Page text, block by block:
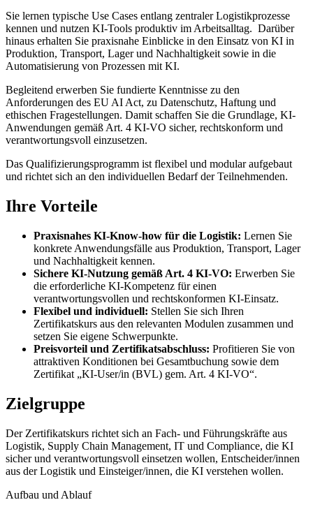
Sie lernen typische Use Cases entlang zentraler Logistikprozesse
kennen und nutzen KI-Tools produktiv im Arbeitsalltag. Darüber
hinaus erhalten Sie praxisnahe Einblicke in den Einsatz von KI in
Produktion, Transport, Lager und Nachhaltigkeit sowie in die
Automatisierung von Prozessen mit KI.
Begleitend erwerben Sie fundierte Kenntnisse zu den
Anforderungen des EU AI Act, zu Datenschutz, Haftung und
ethischen Fragestellungen. Damit schaffen Sie die Grundlage, KI-
Anwendungen gemäß Art. 4 KI-VO sicher, rechtskonform und
verantwortungsvoll einzusetzen.
Das Qualifizierungsprogramm ist flexibel und modular aufgebaut
und richtet sich an den individuellen Bedarf der Teilnehmenden.
Ihre Vorteile
Praxisnahes KI-Know-how für die Logistik: Lernen Sie
konkrete Anwendungsfälle aus Produktion, Transport, Lager
und Nachhaltigkeit kennen.
Sichere KI-Nutzung gemäß Art. 4 KI-VO: Erwerben Sie
die erforderliche KI-Kompetenz für einen
verantwortungsvollen und rechtskonformen KI-Einsatz.
Flexibel und individuell: Stellen Sie sich Ihren
Zertifikatskurs aus den relevanten Modulen zusammen und
setzen Sie eigene Schwerpunkte.
Preisvorteil und Zertifikatsabschluss: Profitieren Sie von
attraktiven Konditionen bei Gesamtbuchung sowie dem
Zertifikat „KI-User/in (BVL) gem. Art. 4 KI-VO“.
Zielgruppe
Der Zertifikatskurs richtet sich an Fach- und Führungskräfte aus
Logistik, Supply Chain Management, IT und Compliance, die KI
sicher und verantwortungsvoll einsetzen wollen, Entscheider/innen
aus der Logistik und Einsteiger/innen, die KI verstehen wollen.
Aufbau und Ablauf